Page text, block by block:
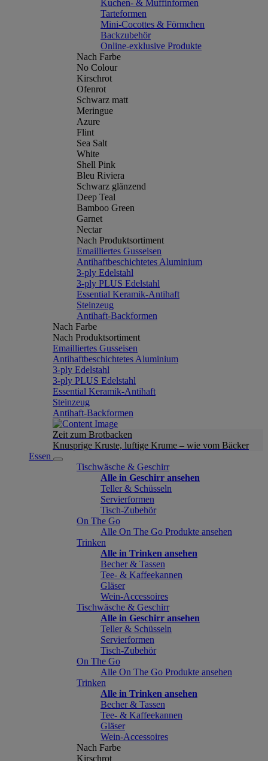
Kuchen- & Muffinformen
Tarteformen
Mini-Cocottes & Förmchen
Backzubehör
Online-exklusive Produkte
Nach Farbe
No Colour
Kirschrot
Ofenrot
Schwarz matt
Meringue
Azure
Flint
Sea Salt
White
Shell Pink
Bleu Riviera
Schwarz glänzend
Deep Teal
Bamboo Green
Garnet
Nectar
Nach Produktsortiment
Emailliertes Gusseisen
Antihaftbeschichtetes Aluminium
3-ply Edelstahl
3-ply PLUS Edelstahl
Essential Keramik-Antihaft
Steinzeug
Antihaft-Backformen
Nach Farbe
Nach Produktsortiment
Emailliertes Gusseisen
Antihaftbeschichtetes Aluminium
3-ply Edelstahl
3-ply PLUS Edelstahl
Essential Keramik-Antihaft
Steinzeug
Antihaft-Backformen
Zeit zum Brotbacken
Knusprige Kruste, luftige Krume – wie vom Bäcker
Essen
Tischwäsche & Geschirr
Alle in Geschirr ansehen
Teller & Schüsseln
Servierformen
Tisch-Zubehör
On The Go
Alle On The Go Produkte ansehen
Trinken
Alle in Trinken ansehen
Becher & Tassen
Tee- & Kaffeekannen
Gläser
Wein-Accessoires
Tischwäsche & Geschirr
Alle in Geschirr ansehen
Teller & Schüsseln
Servierformen
Tisch-Zubehör
On The Go
Alle On The Go Produkte ansehen
Trinken
Alle in Trinken ansehen
Becher & Tassen
Tee- & Kaffeekannen
Gläser
Wein-Accessoires
Nach Farbe
Kirschrot